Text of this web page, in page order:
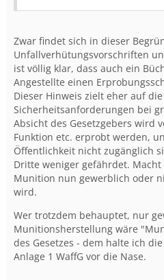
Zwar findet sich in dieser
Unfallverhütungsvorschriften
ist völlig klar, dass auch ein
Angestellte einen
Dieser Hinweis zielt eher auf
Sicherheitsanforderungen bei
Absicht des Gesetzgebers wird
Funktion etc. erprobt werden,
Öffentlichkeit nicht zugänglich
Dritte weniger gefährdet. Macht
Munition nun gewerblich oder
wird.
Wer trotzdem behauptet, nur
Munitionsherstellung wäre
des Gesetzes - dem halte ich
Anlage 1 WaffG vor die Nase.